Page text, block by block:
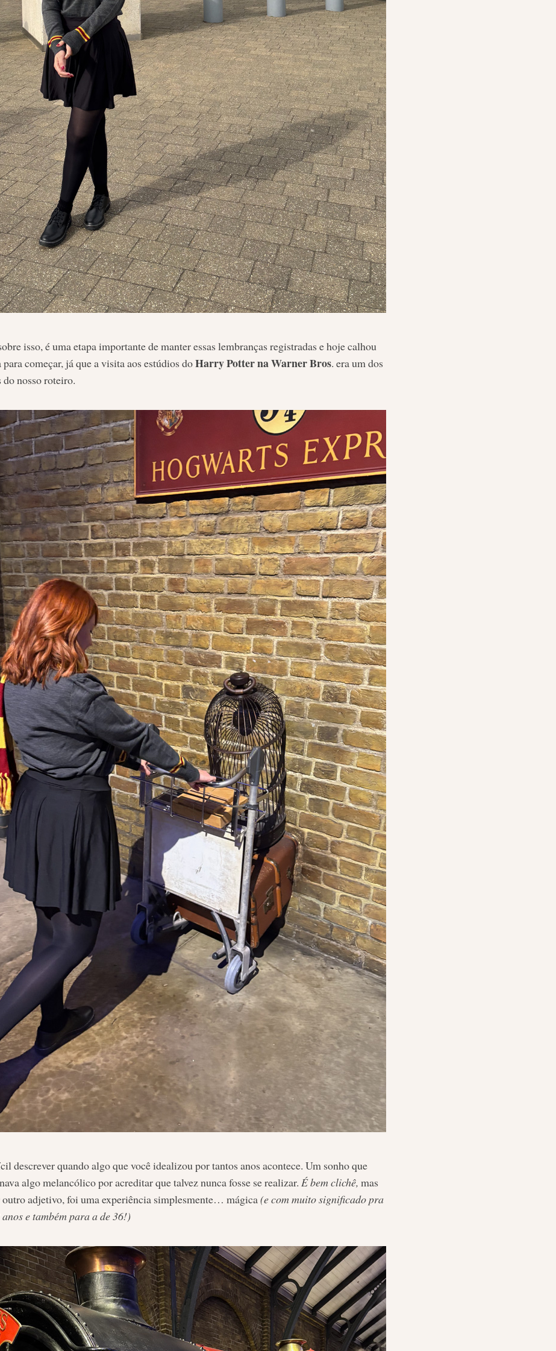
isso, é uma etapa importante de manter essas lembranças registradas e hoje calhou
para começar, já que a visita aos estúdios doHarry Potter na Warner Bros. era um dos
nosso roteiro.
descrever quando algo que você idealizou por tantos anos acontece. Um sonho que
algo melancólico por acreditar que talvez nunca fosse se realizar. É bem clichê, mas
outro adjetivo, foi uma experiência simplesmente… mágica(e com muito significado pra
e também para a de 36!)